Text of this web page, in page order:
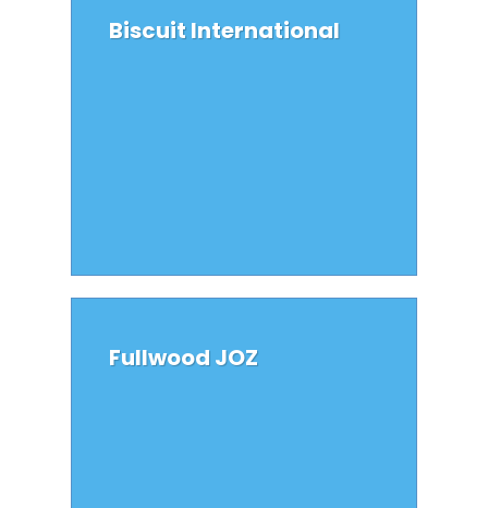
Biscuit International
Fullwood JOZ